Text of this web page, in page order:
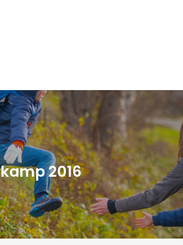
2016